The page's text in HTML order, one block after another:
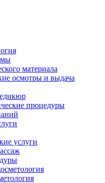
материала
осмотры и выдача
процедуры
услуги